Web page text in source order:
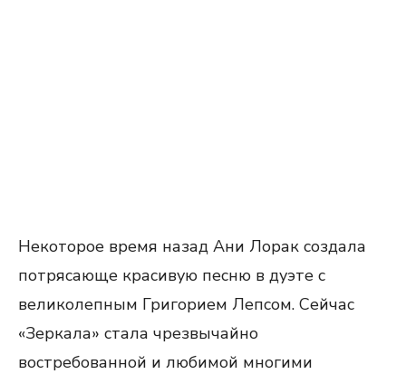
Некоторое время назад Ани Лорак создала
потрясающе красивую песню в дуэте с
великолепным Григорием Лепсом. Сейчас
«Зеркала» стала чрезвычайно
востребованной и любимой многими